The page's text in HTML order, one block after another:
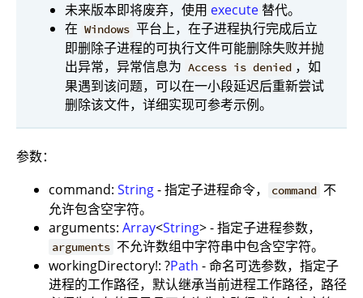
未来版本即将废弃，使用 execute 替代。
在 Windows 平台上，在子进程执行完成后立
即删除子进程的可执行文件可能删除失败并抛
出异常，异常信息为 Access is denied ，如
果遇到该问题，可以在一小段延迟后重新尝试
删除该文件，详细实现可参考示例。
参数：
command: String- 指定子进程命令， command 不
允许包含空字符。
arguments: Array<String> - 指定子进程参数，
arguments 不允许数组中字符串中包含空字符。
workingDirectory!: ?Path - 命名可选参数，指定子
进程的工作路径，默认继承当前进程工作路径，路径